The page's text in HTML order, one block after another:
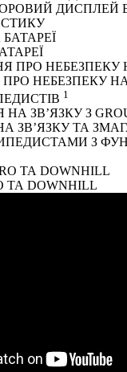
ДИСПЛЕЙ
НЕБЕЗПЕКУ НА
1
ЗВ’ЯЗКУ ТА
З
ТА DOWNHILL